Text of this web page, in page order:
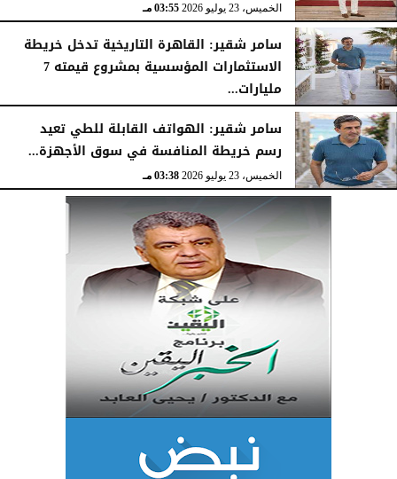
الخميس، 23 يوليو 2026 03:55 مـ
سامر شقير: القاهرة التاريخية تدخل خريطة
الاستثمارات المؤسسية بمشروع قيمته 7
مليارات...
الخميس، 23 يوليو 2026
سامر شقير: الهواتف القابلة للطي تعيد
رسم خريطة المنافسة في سوق الأجهزة...
الخميس، 23 يوليو 2026 03:38 مـ